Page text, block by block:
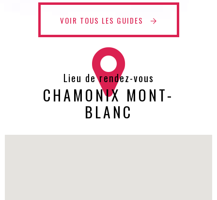
VOIR TOUS LES GUIDES
Lieu de rendez-vous
CHAMONIX MONT-
BLANC